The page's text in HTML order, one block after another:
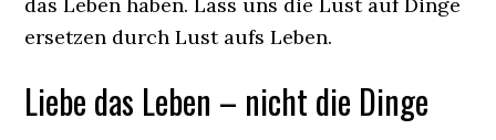
ersetzen durch Lust aufs Leben.
Liebe das Leben – nicht die Dinge